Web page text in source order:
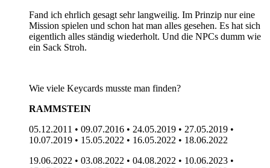
Fand ich ehrlich gesagt sehr langweilig. Im Prinzip nur eine
Mission spielen und schon hat man alles gesehen. Es hat sich
eigentlich alles ständig wiederholt. Und die NPCs dumm wie
ein Sack Stroh.
Wie viele Keycards musste man finden?
RAMMSTEIN
05.12.2011 • 09.07.2016 • 24.05.2019 • 27.05.2019 •
10.07.2019 • 15.05.2022 • 16.05.2022 • 18.06.2022
19.06.2022 • 03.08.2022 • 04.08.2022 • 10.06.2023 •